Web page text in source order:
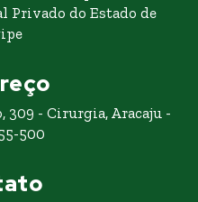
do Estado de
309 - Cirurgia, Aracaju -
500